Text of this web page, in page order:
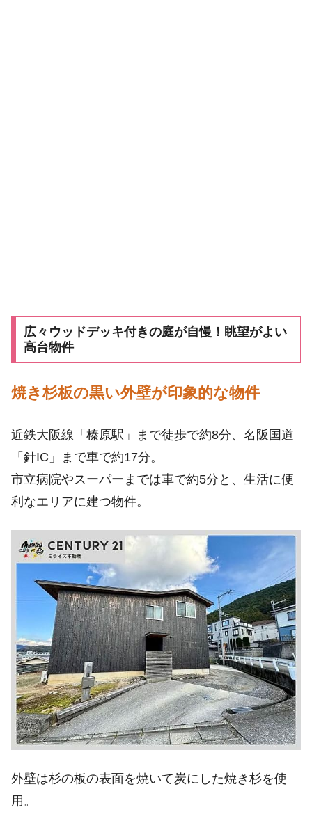
広々ウッドデッキ付きの庭が自慢！眺望がよい
高台物件
焼き杉板の黒い外壁が印象的な物件
近鉄大阪線「榛原駅」まで徒歩で約8分、名阪国道
「針IC」まで車で約17分。
市立病院やスーパーまでは車で約5分と、生活に便
利なエリアに建つ物件。
外壁は杉の板の表面を焼いて炭にした焼き杉を使
用。